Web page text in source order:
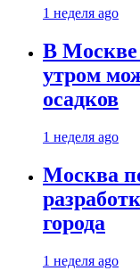
1 неделя ago
В Москве
утром
осадков
1 неделя ago
Москва
города
1 неделя ago